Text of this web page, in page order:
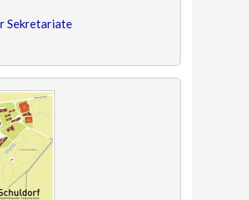
Sekretariate